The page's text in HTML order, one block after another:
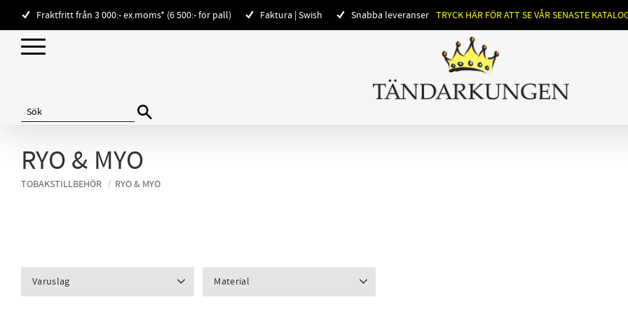
Fraktfritt från 3 000:- ex.moms* (6 500:- för pall) Faktura | Swish Snabba leveranser TRYCK HÄR FÖR ATT SE VÅR SENASTE
RYO & MYO
TOBAKSTILLBEHÖR RYO & MYO
Varuslag Material